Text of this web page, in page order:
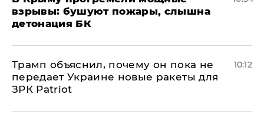
взрывы: бушуют пожары, слышна
детонация БК
Трамп объяснил, почему он пока не
передает Украине новые ракеты для
ЗРК Patriot
10:12